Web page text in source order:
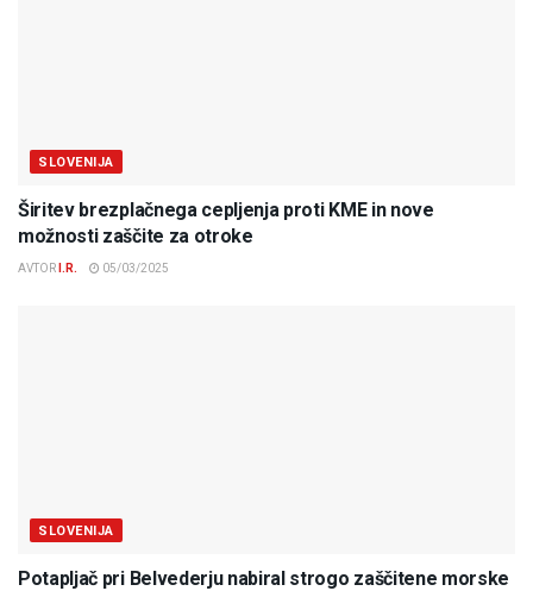
SLOVENIJA
Širitev brezplačnega cepljenja proti KME in nove
možnosti zaščite za otroke
AVTOR I.R. 05/03/2025
SLOVENIJA
Potapljač pri Belvederju nabiral strogo zaščitene morske